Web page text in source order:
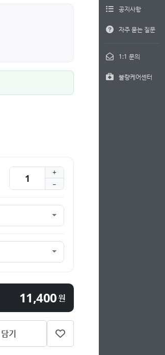
공지사항
자주 묻는 질문
1:1 문의
불량케어센터
11,400원
기